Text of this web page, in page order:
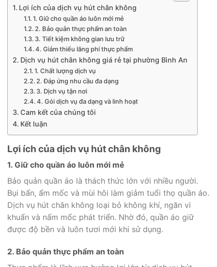
Lợi ích của dịch vụ hút chân không
1. Giữ cho quần áo luôn mới mẻ
2. Bảo quản thực phẩm an toàn
3. Tiết kiệm không gian lưu trữ
4. Giảm thiểu lãng phí thực phẩm
Dịch vụ hút chân không giá rẻ tại phường Bình An
1. Chất lượng dịch vụ
2. Đáp ứng nhu cầu đa dạng
3. Dịch vụ tận nơi
4. Gói dịch vụ đa dạng và linh hoạt
Cam kết của chúng tôi
Kết luận
Lợi ích của dịch vụ hút chân không
1. Giữ cho quần áo luôn mới mẻ
Bảo quản quần áo là thách thức lớn với nhiều người.
Bụi bẩn, ẩm mốc và mùi hôi làm giảm tuổi thọ quần áo.
Dịch vụ hút chân không loại bỏ không khí, ngăn vi
khuẩn và nấm mốc phát triển. Nhờ đó, quần áo giữ
được độ bền và luôn tươi mới khi sử dụng.
2. Bảo quản thực phẩm an toàn